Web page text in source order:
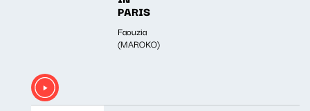
PARIS
Faouzia
(MAROKO)